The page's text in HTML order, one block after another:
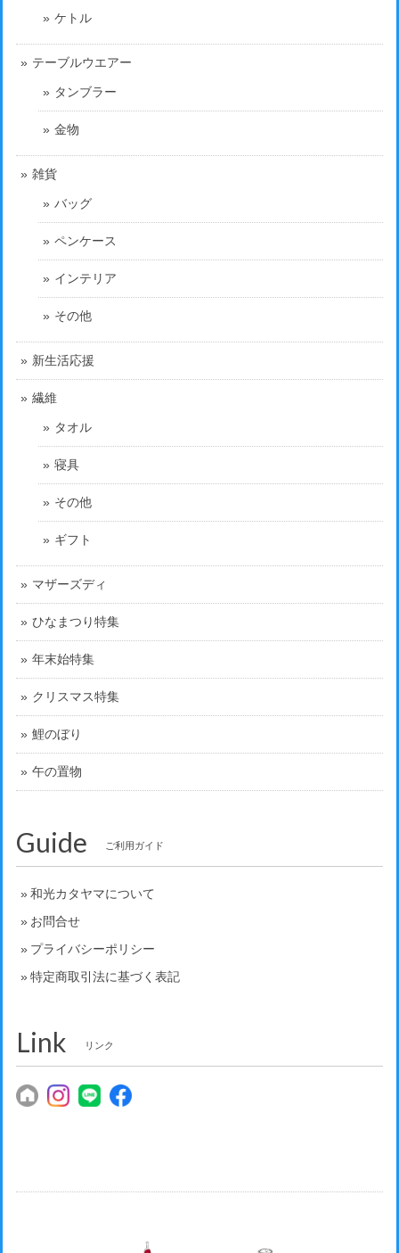
ケトル
テーブルウエアー
タンブラー
金物
雑貨
バッグ
ペンケース
インテリア
その他
新生活応援
繊維
タオル
寝具
その他
ギフト
マザーズディ
ひなまつり特集
年末始特集
クリスマス特集
鯉のぼり
午の置物
Guide ご利用ガイド
和光カタヤマについて
お問合せ
プライバシーポリシー
特定商取引法に基づく表記
Link リンク